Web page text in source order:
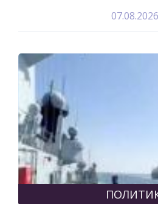
07.08.2026